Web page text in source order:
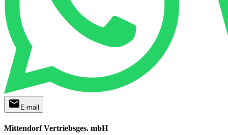
mail E-mail
Mittendorf Vertriebsges. mbH